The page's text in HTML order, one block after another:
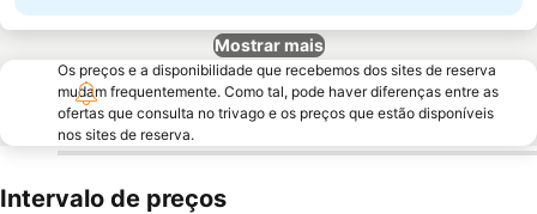
Mostrar mais
Os preços e a disponibilidade que recebemos dos sites de reserva
mudam frequentemente. Como tal, pode haver diferenças entre as
ofertas que consulta no trivago e os preços que estão disponíveis
nos sites de reserva.
Intervalo de preços